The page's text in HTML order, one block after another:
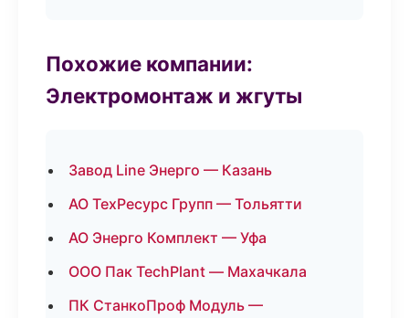
Похожие компании:
Электромонтаж и жгуты
Завод Line Энерго — Казань
АО ТехРесурс Групп — Тольятти
АО Энерго Комплект — Уфа
ООО Пак TechPlant — Махачкала
ПК СтанкоПроф Модуль —